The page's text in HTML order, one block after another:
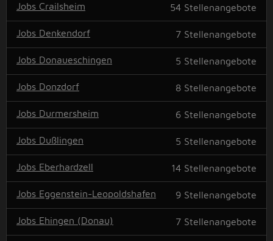
Jobs Crailsheim 54 Stellenangebote
Jobs Denkendorf 7 Stellenangebote
Jobs Donaueschingen 5 Stellenangebote
Jobs Donzdorf 8 Stellenangebote
Jobs Durmersheim 6 Stellenangebote
Jobs Dußlingen 5 Stellenangebote
Jobs Eberhardzell 14 Stellenangebote
Jobs Eggenstein-Leopoldshafen 9 Stellenangebote
Jobs Ehingen (Donau) 7 Stellenangebote